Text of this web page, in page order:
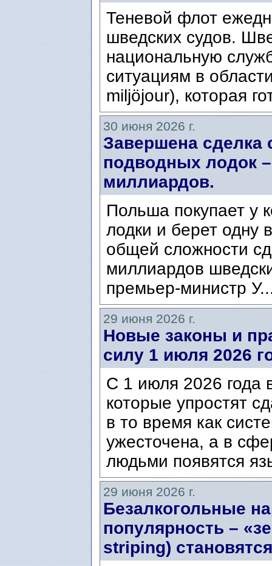
Теневой флот
шведских судов.
национальную
ситуациям в
miljöjour), которая
30 июня 2026 г.
Завершена сделка
подводных лодок
миллиардов.
Польша покупает у
лодки и берет одну
общей сложности
миллиардов
премьер-министр
29 июня 2026 г.
Новые законы и
силу 1 июля 2026
С 1 июля 2026 года
которые упростят
в то время как
ужесточена, а в
людьми появятся
29 июня 2026 г.
Безалкогольные
популярность –
striping)